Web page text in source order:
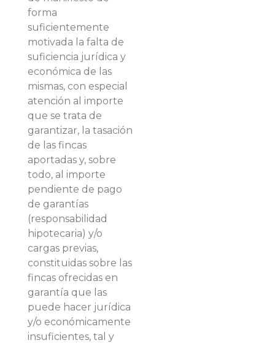
forma
suficientemente
motivada la falta de
suficiencia jurídica y
económica de las
mismas, con especial
atención al importe
que se trata de
garantizar, la tasación
de las fincas
aportadas y, sobre
todo, al importe
pendiente de pago
de garantías
(responsabilidad
hipotecaria) y/o
cargas previas,
constituidas sobre las
fincas ofrecidas en
garantía que las
puede hacer jurídica
y/o económicamente
insuficientes, tal y